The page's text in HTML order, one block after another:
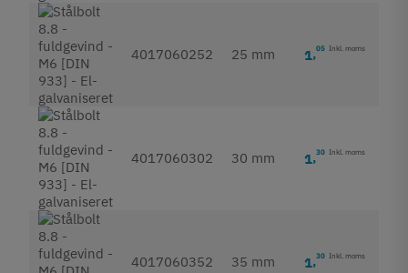
4017060252 25 mm 1,05 Inkl. moms
4017060302 30 mm 1,30 Inkl. moms
4017060352 35 mm 1,30 Inkl. moms